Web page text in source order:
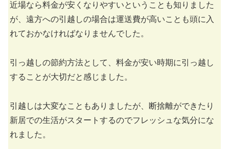
近場なら料金が安くなりやすいということも知りました
が、遠方への引越しの場合は運送費が高いことも頭に入
れておかなければなりませんでした。
引っ越しの節約方法として、料金が安い時期に引っ越し
することが大切だと感じました。
引越しは大変なこともありましたが、断捨離ができたり
新居での生活がスタートするのでフレッシュな気分にな
れました。